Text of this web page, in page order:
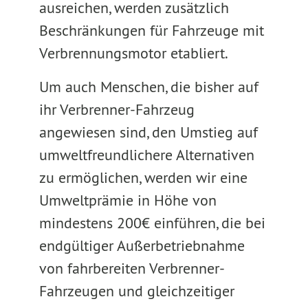
ausreichen, werden zusätzlich
Beschränkungen für Fahrzeuge mit
Verbrennungsmotor etabliert.
Um auch Menschen, die bisher auf
ihr Verbrenner-Fahrzeug
angewiesen sind, den Umstieg auf
umweltfreundlichere Alternativen
zu ermöglichen, werden wir eine
Umweltprämie in Höhe von
mindestens 200€ einführen, die bei
endgültiger Außerbetriebnahme
von fahrbereiten Verbrenner-
Fahrzeugen und gleichzeitiger